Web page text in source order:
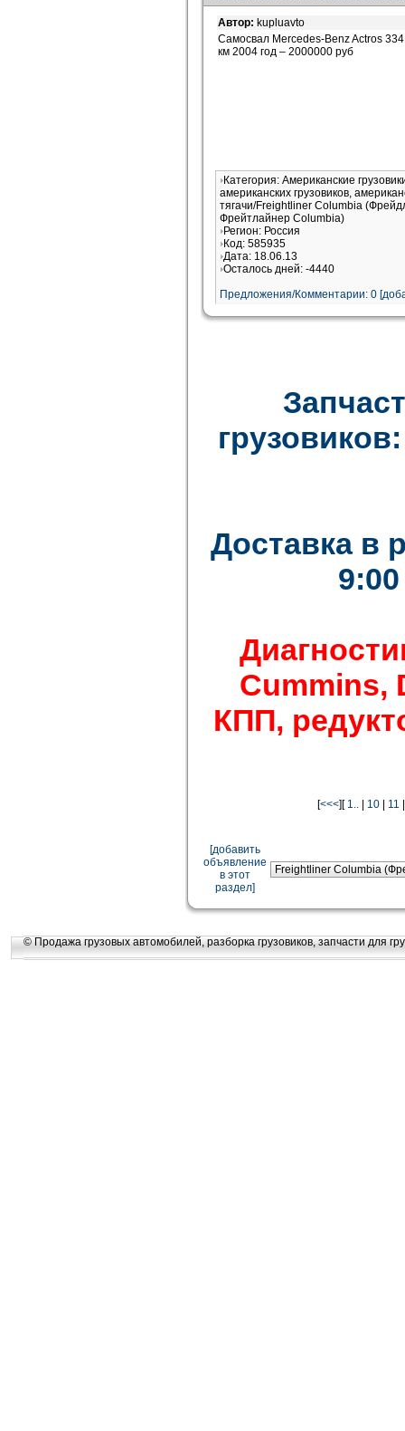
Автор: kupluavto
Самосвал Mercedes-Benz Actros
км 2004 год – 2000000 руб
Категория: Американские
американских грузовиков,
тягачи/Freightliner Columbia
Фрейтлайнер Columbia)
Регион: Россия
Код: 585935
Дата: 18.06.13
Осталось дней: -4440
Предложения/Комментарии: 0
Доставка в
Cummins,
КПП,
[<<<][ 1.. 10 11
[добавить
объявление
в этот
раздел]
© Продажа грузовых автомобилей, разборка грузовиков, запчасти для